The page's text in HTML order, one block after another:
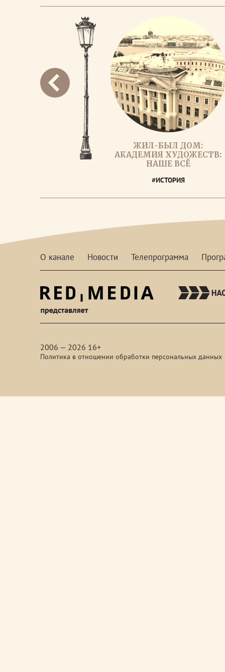
ЖИЛ-БЫЛ ДОМ:
АКАДЕМИЯ ХУДОЖЕСТВ:
НАШЕ ВСЁ
#ИСТОРИЯ
О канале Новости Телепрограмма
2006 — 2026 16+
Политика в отношении обработки персональных данных